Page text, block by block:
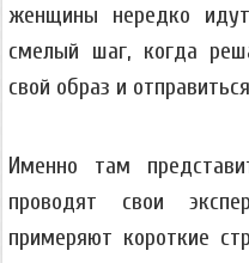
женщины нередко
смелый шаг, когда
свой образ и
Именно там
проводят свои
примеряют короткие